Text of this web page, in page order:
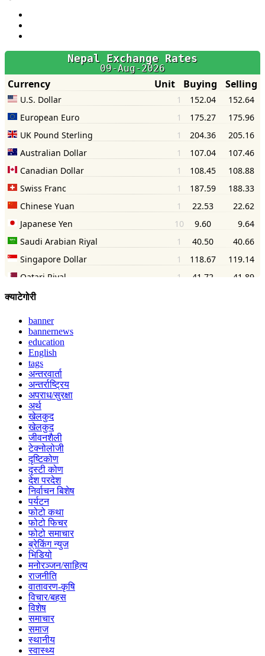
क्याटेगोरी
banner
bannernews
education
English
tags
अन्तरवार्ता
अन्तर्राष्ट्रिय
अपराध/सुरक्षा
अर्थ
खेलकुद
खेलकुद
जीवनशैली
टेक्नोलोजी
दृष्टिकोण
दृस्टी कोण
देश परदेश
निर्वाचन बिशेष
पर्यटन
फोटो कथा
फोटो फिचर
फोटो समाचार
ब्रेकिंग न्युज
भिडियो
मनोरञ्जन/साहित्य
राजनीति
वातावरण-कृषि
विचार/बहस
विशेष
समाचार
समाज
स्थानीय
स्वास्थ्य